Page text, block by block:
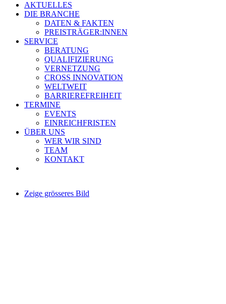
AKTUELLES
DIE BRANCHE
DATEN & FAKTEN
PREISTRÄGER:INNEN
SERVICE
BERATUNG
QUALIFIZIERUNG
VERNETZUNG
CROSS INNOVATION
WELTWEIT
BARRIEREFREIHEIT
TERMINE
EVENTS
EINREICHFRISTEN
ÜBER UNS
WER WIR SIND
TEAM
KONTAKT
Zeige grösseres Bild